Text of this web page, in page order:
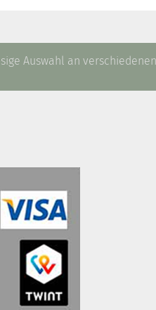
am Dienstag, 30. Juni 2026 in
Auswahl an